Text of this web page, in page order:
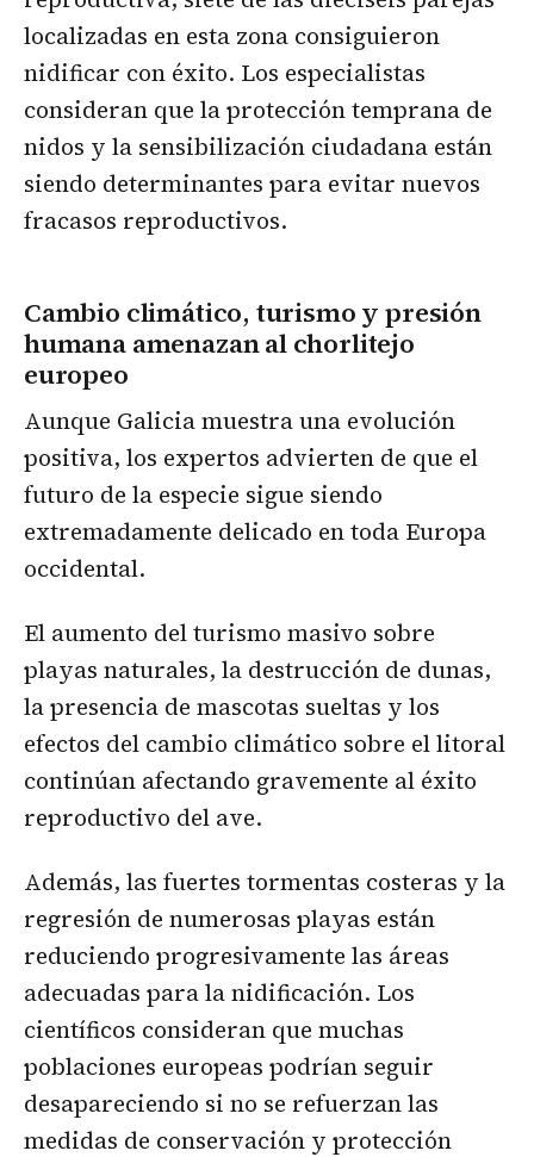
localizadas en esta zona consiguieron
nidificar con éxito. Los especialistas
consideran que la protección temprana de
nidos y la sensibilización ciudadana están
siendo determinantes para evitar nuevos
fracasos reproductivos.
Cambio climático, turismo y presión
humana amenazan al chorlitejo
europeo
Aunque Galicia muestra una evolución
positiva, los expertos advierten de que el
futuro de la especie sigue siendo
extremadamente delicado en toda Europa
occidental.
El aumento del turismo masivo sobre
playas naturales, la destrucción de dunas,
la presencia de mascotas sueltas y los
efectos del cambio climático sobre el litoral
continúan afectando gravemente al éxito
reproductivo del ave.
Además, las fuertes tormentas costeras y la
regresión de numerosas playas están
reduciendo progresivamente las áreas
adecuadas para la nidificación. Los
científicos consideran que muchas
poblaciones europeas podrían seguir
desapareciendo si no se refuerzan las
medidas de conservación y protección